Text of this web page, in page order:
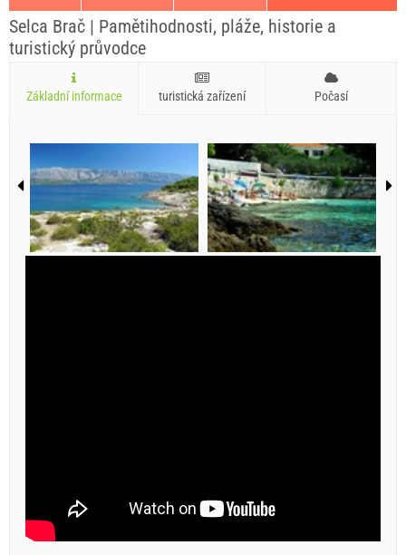
Selca Brač | Pamětihodnosti, pláže, historie a
turistický průvodce
Základní informace turistická zařízení Počasí